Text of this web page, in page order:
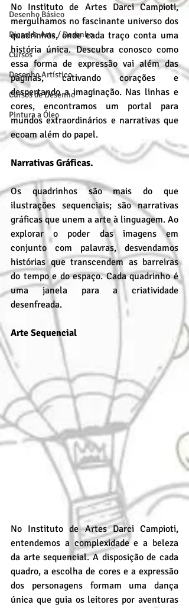
Desenho Básico
Dicas de Arte / Desenho
Cursos
Desenho Artístico
Cursos de Desenho
Pintura a Óleo
No Instituto de Artes Darci Campioti,
mergulhamos no fascinante universo dos
quadrinhos, onde cada traço conta uma
história única. Descubra conosco como
essa forma de expressão vai além das
páginas, cativando corações e
despertando a imaginação. Nas linhas e
cores, encontramos um portal para
mundos extraordinários e narrativas que
ecoam além do papel.
Narrativas Gráficas.
Os quadrinhos são mais do que
ilustrações sequenciais; são narrativas
gráficas que unem a arte à linguagem. Ao
explorar o poder das imagens em
conjunto com palavras, desvendamos
histórias que transcendem as barreiras
do tempo e do espaço. Cada quadrinho é
uma janela para a criatividade
desenfreada.
Arte Sequencial
No Instituto de Artes Darci Campioti,
entendemos a complexidade e a beleza
da arte sequencial. A disposição de cada
quadro, a escolha de cores e a expressão
dos personagens formam uma dança
única que guia os leitores por aventuras